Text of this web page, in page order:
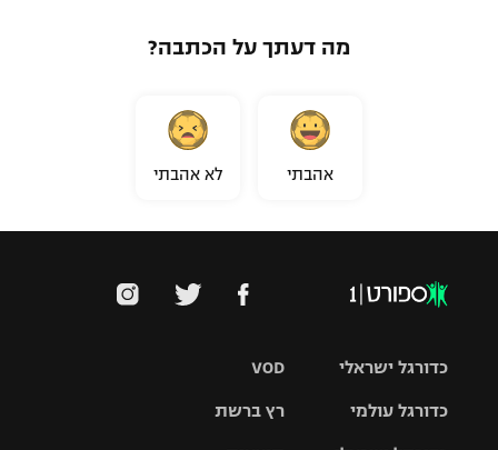
מה דעתך על הכתבה?
אהבתי לא אהבתי
VOD
רץ ברשת
כדורגל ישראלי
כדורגל עולמי